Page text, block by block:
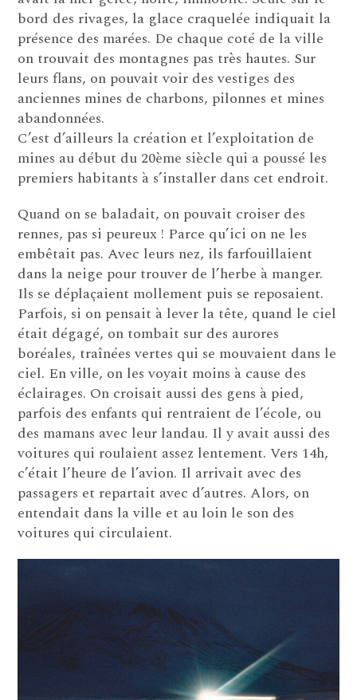
bord des rivages, la glace craquelée indiquait la
présence des marées. De chaque coté de la ville
on trouvait des montagnes pas très hautes. Sur
leurs flans, on pouvait voir des vestiges des
anciennes mines de charbons, pilonnes et mines
abandonnées.
C’est d’ailleurs la création et l’exploitation de
mines au début du 20ème siècle qui a poussé les
premiers habitants à s’installer dans cet endroit.
Quand on se baladait, on pouvait croiser des
rennes, pas si peureux ! Parce qu’ici on ne les
embêtait pas. Avec leurs nez, ils farfouillaient
dans la neige pour trouver de l’herbe à manger.
Ils se déplaçaient mollement puis se reposaient.
Parfois, si on pensait à lever la tête, quand le ciel
était dégagé, on tombait sur des aurores
boréales, traînées vertes qui se mouvaient dans le
ciel. En ville, on les voyait moins à cause des
éclairages. On croisait aussi des gens à pied,
parfois des enfants qui rentraient de l’école, ou
des mamans avec leur landau. Il y avait aussi des
voitures qui roulaient assez lentement. Vers 14h,
c’était l’heure de l’avion. Il arrivait avec des
passagers et repartait avec d’autres. Alors, on
entendait dans la ville et au loin le son des
voitures qui circulaient.